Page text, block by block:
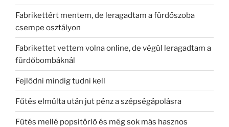
Fabrikettért mentem, de leragadtam a fürdőszoba
csempe osztályon
Fabrikettet vettem volna online, de végül leragadtam a
fürdőbombáknál
Fejlődni mindig tudni kell
Fűtés elmúlta után jut pénz a szépségápolásra
Fűtés mellé popsitörlő és még sok más hasznos